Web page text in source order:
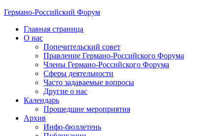
Германо-Российский Форум
Главная страница
О нас
Попечительский совет
Правление Германо-Российского Форума
Члены Германо-Российского Форума
Сферы деятельности
Часто задаваемые вопросы
Другие о нас
Календарь
Прошедшие мероприятия
Архив
Инфо-бюллетень